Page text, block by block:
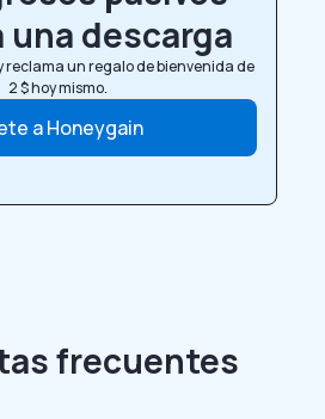
una descarga
reclama un regalo de bienvenida de
2 $ hoy mismo.
a Honeygain
frecuentes